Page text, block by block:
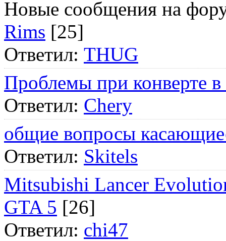
Новые сообщения на
Rims [25]
Ответил: THUG
Проблемы при конверте
Ответил: Chery
общие вопросы
Ответил: Skitels
Mitsubishi Lancer
GTA 5 [26]
Ответил: chi47